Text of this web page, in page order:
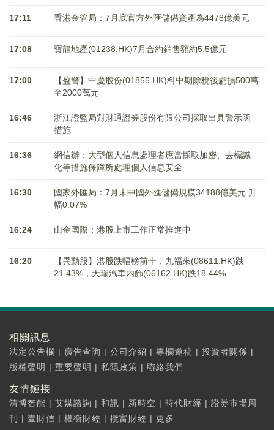
17:11 香港金管局：7月底官方外匯儲備資產為4478億美元
17:08 寶龍地產(01238.HK)7月合約銷售額約5.5億元
17:00
【盈警】中慶股份(01855.HK)料中期除稅後虧損500萬
至2000萬元
16:46
浙江證監局對財通證券股份有限公司採取出具警示函
措施
16:36
網信辦：大型個人信息處理者應當採取加密、去標識
化等措施保障所處理個人信息安全
16:30
國家外匯局：7月末中國外匯儲備規模34188億美元 升
幅0.07%
16:24 山金國際：港股上市工作正常推進中
16:20
【異動股】港股跌幅榜前十，九福來(08611.HK)跌
21.43%，天瑞汽車内飾(06162.HK)跌18.44%
相關訊息
法定公告欄 | 廣告查詢 | 公司介紹 | 專欄邀稿 | 投資者關係 |
版權聲明 | 重要聲明 | 私隱政策 | 聯絡我們
友情鏈接
清博智能 | 艾媒諮詢 | 和訊 | 新時空 | 時代財經 | 證券市場周
刊
| 壹財信 | 權衡財經 | 攬富財經 | 更多...